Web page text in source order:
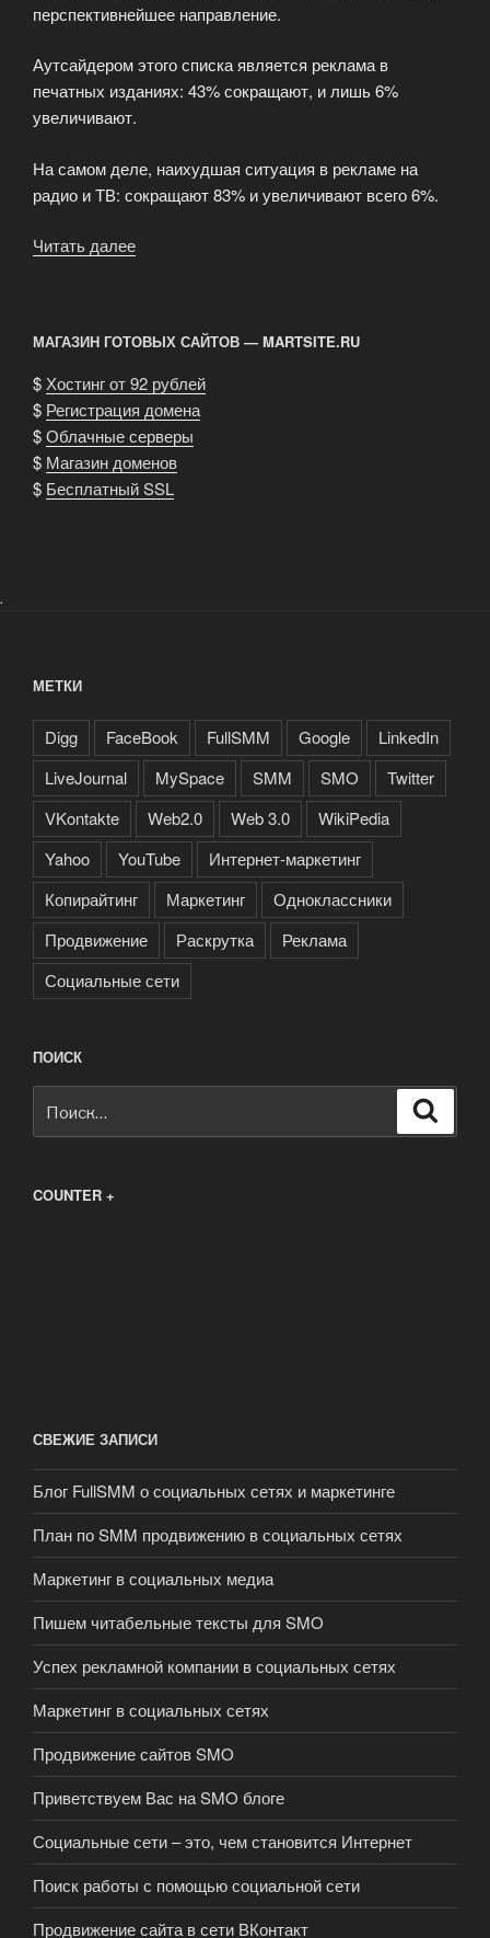
перспективнейшее направление.
Аутсайдером этого списка является реклама в
печатных изданиях: 43% сокращают, и лишь 6%
увеличивают.
На самом деле, наихудшая ситуация в рекламе на
радио и ТВ: сокращают 83% и увеличивают всего 6%.
Читать далее
всё
более
востребовано»
МАГАЗИН ГОТОВЫХ САЙТОВ — MARTSITE.RU
$ Хостинг от 92 рублей
$ Регистрация домена
$Облачные серверы
$ Магазин доменов
$ Бесплатный SSL
.
МЕТКИ
Digg FaceBook FullSMM Google
LinkedIn
LiveJournal
MySpace SMM SMO
Twitter
VKontakte
Web2.0 Web 3.0
WikiPedia
Yahoo
YouTube
Интернет-маркетинг
Копирайтинг
Маркетинг
Одноклассники
Продвижение
Раскрутка
Реклама
Социальные сети
ПОИСК
COUNTER +
СВЕЖИЕ ЗАПИСИ
Блог FullSMM о социальных сетях и маркетинге
План по SMM продвижению в социальных сетях
Маркетинг в социальных медиа
Пишем читабельные тексты для SMO
Успех рекламной компании в социальных сетях
Маркетинг в социальных сетях
Продвижение сайтов SMO
Приветствуем Вас на SMO блоге
Социальные сети – это, чем становится Интернет
Поиск работы с помощью социальной сети
Продвижение сайта в сети ВКонтакт